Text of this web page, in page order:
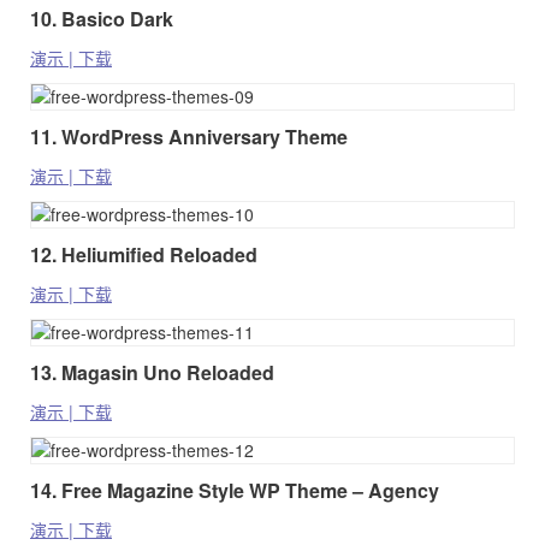
10. Basico Dark
演示 | 下载
11. WordPress Anniversary Theme
演示 | 下载
12. Heliumified Reloaded
演示 | 下载
13. Magasin Uno Reloaded
演示 | 下载
14. Free Magazine Style WP Theme – Agency
演示 | 下载